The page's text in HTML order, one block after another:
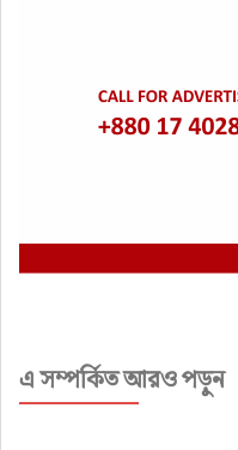
এ সম্পর্কিত আরও পড়ুন